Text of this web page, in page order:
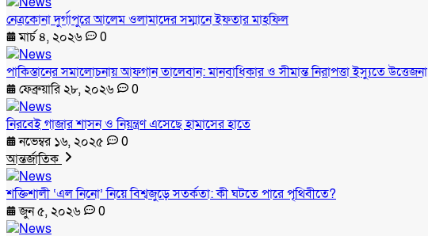
নেত্রকোনা দুর্গাপুরে আলেম ওলামাদের সম্মানে ইফতার মাহফিল
মার্চ ৪, ২০২৬
0
পাকিস্তানের সমালোচনায় আফগান তালেবান: মানবাধিকার ও সীমান্ত নিরাপত্তা ইস্যুতে উত্তেজনা
ফেব্রুয়ারি ২৮, ২০২৬
0
নিরবেই গাজার শাসন ও নিয়ন্ত্রণ এসেছে হামাসের হাতে
নভেম্বর ১৬, ২০২৫
0
আন্তর্জাতিক
শক্তিশালী ‘এল নিনো’ নিয়ে বিশ্বজুড়ে সতর্কতা: কী ঘটতে পারে পৃথিবীতে?
জুন ৫, ২০২৬
0